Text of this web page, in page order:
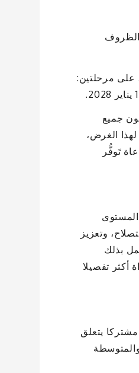
الظروف
على مرحلتين:
جميع
لهذا الغرض،
تَوفُّر
وتعزيز
بذلك
أكثر تفصيلا
مشتركا يتعلق